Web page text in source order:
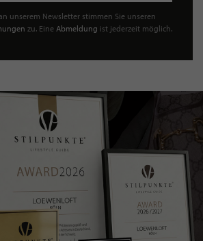
unserem Newsletter stimmen Sie unseren
zu. Eine Abmeldung ist jederzeit möglich.